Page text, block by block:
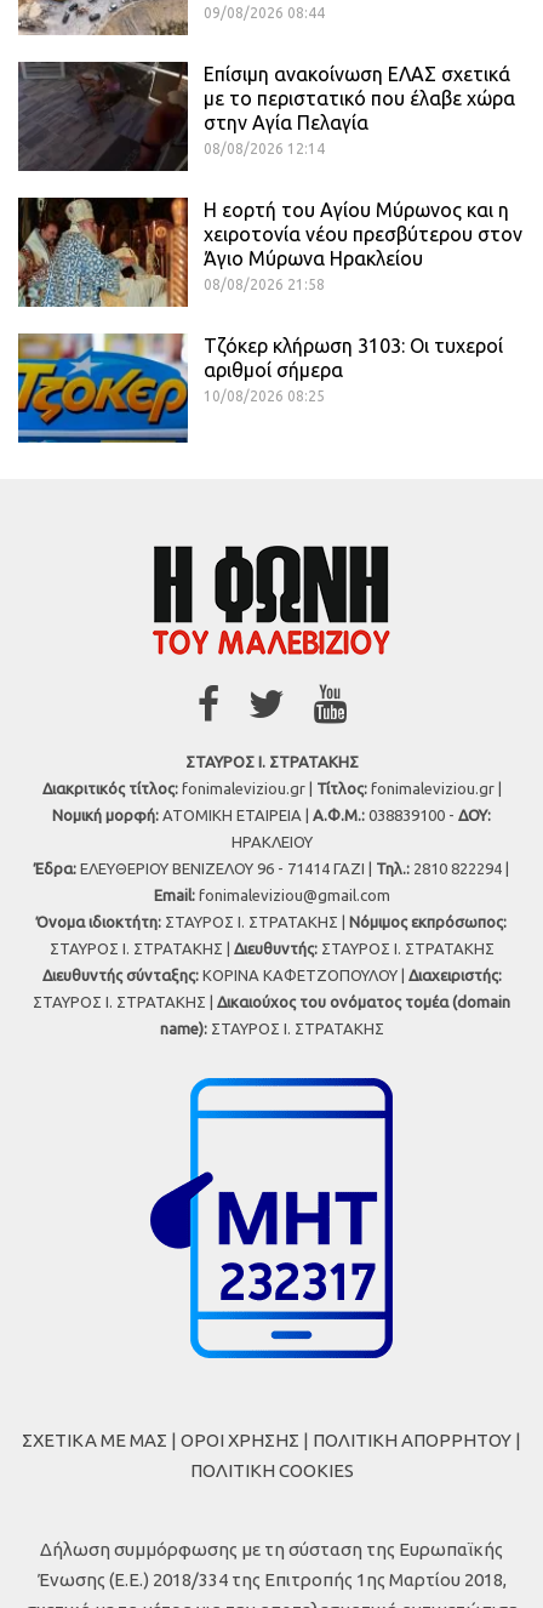
09/08/2026 08:44
Επίσιμη ανακοίνωση ΕΛΑΣ σχετικά
με το περιστατικό που έλαβε χώρα
στην Αγία Πελαγία
08/08/2026 12:14
Η εορτή του Αγίου Μύρωνος και η
χειροτονία νέου πρεσβύτερου στον
Άγιο Μύρωνα Ηρακλείου
08/08/2026 21:58
Τζόκερ κλήρωση 3103: Οι τυχεροί
αριθμοί σήμερα
10/08/2026 08:25
ΣΤΑΥΡΟΣ Ι. ΣΤΡΑΤΑΚΗΣ
Διακριτικός τίτλος:fonimaleviziou.gr | Τίτλος:fonimaleviziou.gr |
Νομική μορφή: ΑΤΟΜΙΚΗ ΕΤΑΙΡΕΙΑ | Α.Φ.Μ.: 038839100 - ΔΟΥ:
ΗΡΑΚΛΕΙΟΥ
Έδρα: ΕΛΕΥΘΕΡΙΟΥ ΒΕΝΙΖΕΛΟΥ 96 - 71414 ΓΑΖΙ | Τηλ.: 2810 822294 |
Εmail: fonimaleviziou@gmail.com
Όνομα ιδιοκτήτη: ΣΤΑΥΡΟΣ Ι. ΣΤΡΑΤΑΚΗΣ | Νόμιμος εκπρόσωπος:
ΣΤΑΥΡΟΣ Ι. ΣΤΡΑΤΑΚΗΣ | Διευθυντής:ΣΤΑΥΡΟΣ Ι. ΣΤΡΑΤΑΚΗΣ
Διευθυντής σύνταξης:ΚΟΡΙΝΑ ΚΑΦΕΤΖΟΠΟΥΛΟΥ | Διαχειριστής:
ΣΤΑΥΡΟΣ Ι. ΣΤΡΑΤΑΚΗΣ | Δικαιούχος του ονόματος τομέα (domain
name):ΣΤΑΥΡΟΣ Ι. ΣΤΡΑΤΑΚΗΣ
ΣΧΕΤΙΚΑ ΜΕ ΜΑΣ | ΟΡΟΙ ΧΡΗΣΗΣ | ΠΟΛΙΤΙΚΗ ΑΠΟΡΡΗΤΟΥ |
ΠΟΛΙΤΙΚΗ COOKIES
Δήλωση συμμόρφωσης με τη σύσταση της Ευρωπαϊκής
Ένωσης (Ε.Ε.) 2018/334 της Επιτροπής 1ης Μαρτίου 2018,